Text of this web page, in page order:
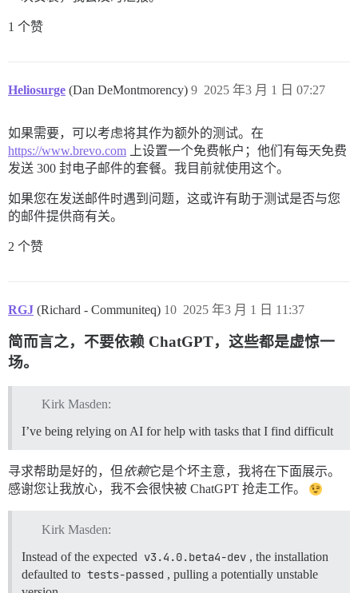
1 个赞
Heliosurge (Dan DeMontmorency) 2025 年3 月 1 日 07:27
9
如果需要，可以考虑将其作为额外的测试。在
https://www.brevo.com 上设置一个免费帐户；他们有每天免费
发送 300 封电子邮件的套餐。我目前就使用这个。
如果您在发送邮件时遇到问题，这或许有助于测试是否与您
的邮件提供商有关。
2 个赞
RGJ (Richard - Communiteq) 2025 年3 月 1 日 11:37
10
简而言之，不要依赖 ChatGPT，这些都是虚惊一
场。
Kirk Masden:
I’ve being relying on AI for help with tasks that I find difficult
寻求帮助是好的，但 依赖它是个坏主意，我将在下面展示。
感谢您让我放心，我不会很快被 ChatGPT 抢走工作。
Kirk Masden:
Instead of the expected v3.4.0.beta4-dev , the installation
defaulted to tests-passed , pulling a potentially unstable